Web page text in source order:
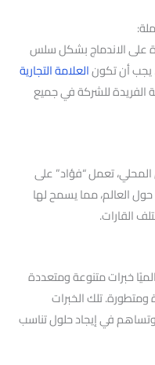
على الاندماج بشكل سلس
يجب أن تكونالعلامة التجارية
الفريدة للشركة في جميع
تعمل “فؤاد” على
العالم، مما يسمح لها
القارات.
خبرات متنوعة ومتعددة
تلك الخبرات
في إيجاد حلول تناسب